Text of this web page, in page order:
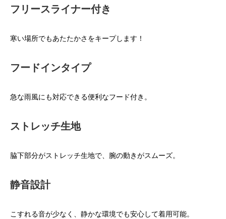
フリースライナー付き
寒い場所でもあたたかさをキープします！
フードインタイプ
急な雨風にも対応できる便利なフード付き。
ストレッチ生地
脇下部分がストレッチ生地で、腕の動きがスムーズ。
静音設計
こすれる音が少なく、静かな環境でも安心して着用可能。